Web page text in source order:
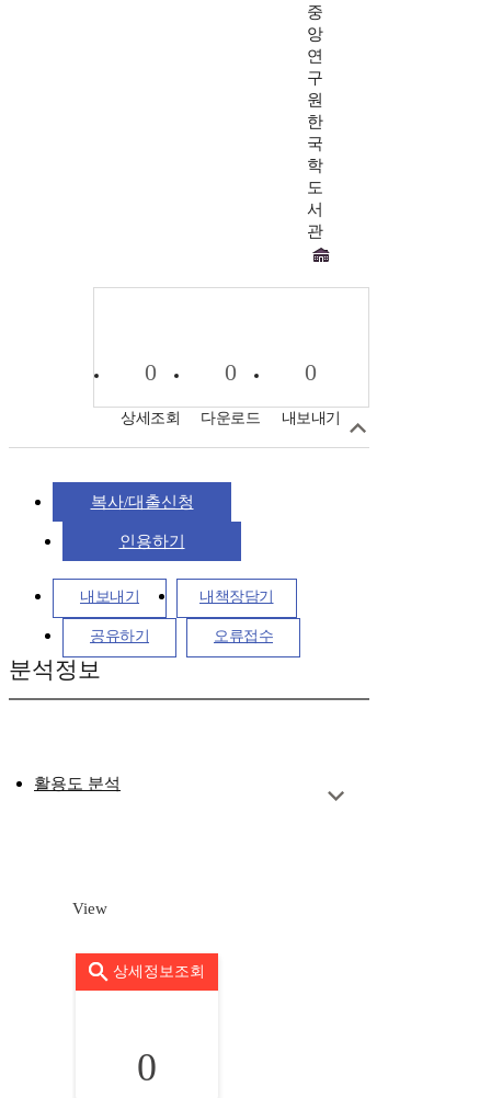
중
앙
연
구
원
한
국
학
도
서
관
0
상세조회
0
다운로드
0
내보내기
복사/대출신청
인용하기
내보내기 내책장담기
공유하기 오류접수
분석정보
활용도 분석
View
상세정보조회
0